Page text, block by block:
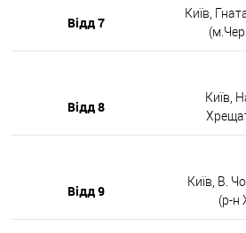
Відд 7
Київ,
Відд 8
Київ,
Відд 9
Київ, В.
(р-н